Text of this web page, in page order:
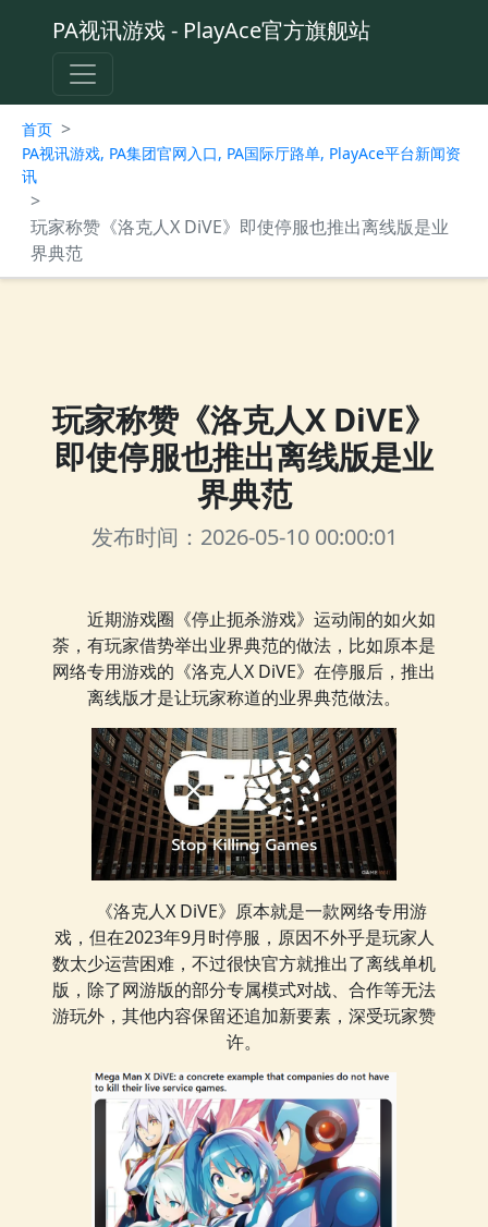
PA视讯游戏 - PlayAce官方旗舰站
首页 >
PA视讯游戏, PA集团官网入口, PA国际厅路单, PlayAce平台新闻资
讯
>
玩家称赞《洛克人X DiVE》即使停服也推出离线版是业
界典范
玩家称赞《洛克人X DiVE》
即使停服也推出离线版是业
界典范
发布时间：2026-05-10 00:00:01
近期游戏圈《停止扼杀游戏》运动闹的如火如
荼，有玩家借势举出业界典范的做法，比如原本是
网络专用游戏的《洛克人X DiVE》在停服后，推出
离线版才是让玩家称道的业界典范做法。
《洛克人X DiVE》原本就是一款网络专用游
戏，但在2023年9月时停服，原因不外乎是玩家人
数太少运营困难，不过很快官方就推出了离线单机
版，除了网游版的部分专属模式对战、合作等无法
游玩外，其他内容保留还追加新要素，深受玩家赞
许。